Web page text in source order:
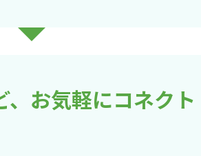
お気軽にコネクト